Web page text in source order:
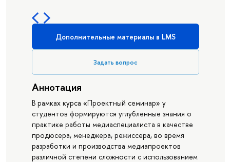
Дополнительные материалы в LMS
Задать вопрос
Аннотация
В рамках курса «Проектный семинар» у
студентов формируются углубленные знания о
практике работы медиаспециалиста в качестве
продюсера, менеджера, режиссера, во время
разработки и производства медиапроектов
различной степени сложности с использованием